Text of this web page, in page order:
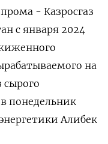
- Казросгаз
с января 2024
на
сырого
в понедельник
Алибек